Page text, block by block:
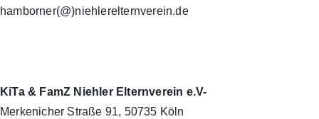
hamborner(@)niehlerelternverein.de
KiTa & FamZ Niehler Elternverein e.V-
Merkenicher Straße 91, 50735 Köln